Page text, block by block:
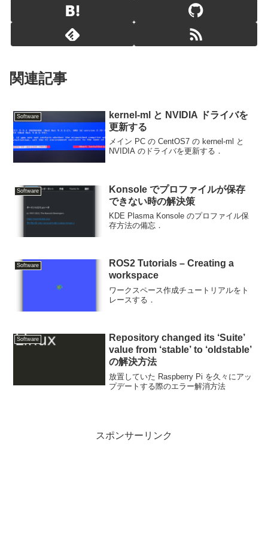
関連記事
Software
kernel-ml と NVIDIA ドライバを
更新する
メイン PC の CentOS7 の kernel-ml と
NVIDIA のドライバを更新する．
Software
Konsole でプロファイルが保存
できない時の解決策
KDE Plasma Konsole のプロファイル保
存方法の備忘．
Software
ROS2 Tutorials – Creating a
workspace
ワークスペース作成チュートリアルをト
レースする．
Software
Repository changed its ‘Suite’
value from ‘stable’ to ‘oldstable’
の解決方法
放置していた Raspberry Pi を久々にアッ
プデートする際のエラー解消方法
スポンサーリンク